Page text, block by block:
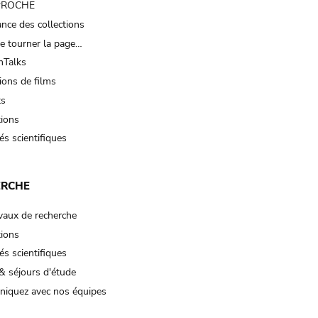
des collections
tourner la page…
de films
scientifiques
de recherche
scientifiques
séjours d'étude
avec nos équipes